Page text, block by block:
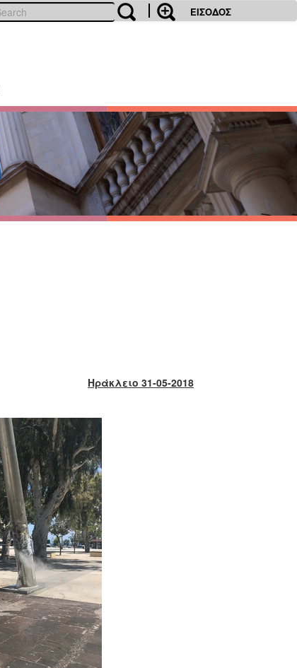
ΕΙΣΟΔΟΣ
Ηράκλειο 31-05-2018